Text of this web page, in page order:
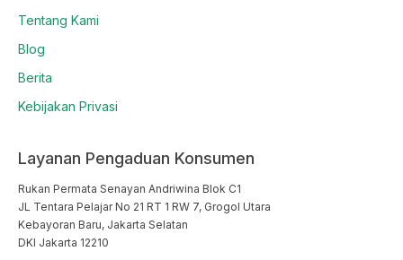
Tentang Kami
Blog
Berita
Kebijakan Privasi
Layanan Pengaduan Konsumen
Rukan Permata Senayan Andriwina Blok C1
JL Tentara Pelajar No 21 RT 1 RW 7, Grogol Utara
Kebayoran Baru, Jakarta Selatan
DKI Jakarta 12210